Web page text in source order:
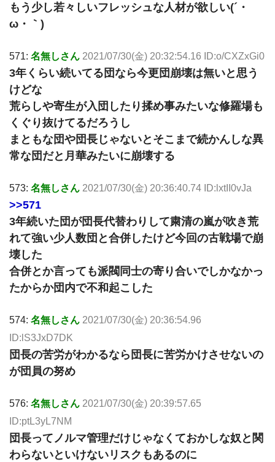
もう少し若々しいフレッシュな人材が欲しい(´・
ω・｀)
571: 名無しさん 2021/07/30(金) 20:32:54.16 ID:o/CXZxGi0
3年くらい続いてる団なら今更団崩壊は無いと思う
けどな
荒らしや寄生が入団したり揉め事みたいな修羅場も
くぐり抜けてるだろうし
まともな団や団長じゃないとそこまで続かんしな異
常な団だと月華みたいに崩壊する
573: 名無しさん 2021/07/30(金) 20:36:40.74 ID:lxtII0vJa
>>571
3年続いた団が団長代替わりして粛清の嵐が吹き荒
れて強い少人数団と合併したけど今回の古戦場で崩
壊した
合併とか言っても派閥同士の寄り合いでしかなかっ
たからか団内で不和起こした
574: 名無しさん 2021/07/30(金) 20:36:54.96
ID:lS3JxD7DK
団長の苦労がわかるなら団長に苦労かけさせないの
が団員の努め
576: 名無しさん 2021/07/30(金) 20:39:57.65
ID:ptL3yL7NM
団長ってノルマ管理だけじゃなくておかしな奴と関
わらないといけないリスクもあるのに